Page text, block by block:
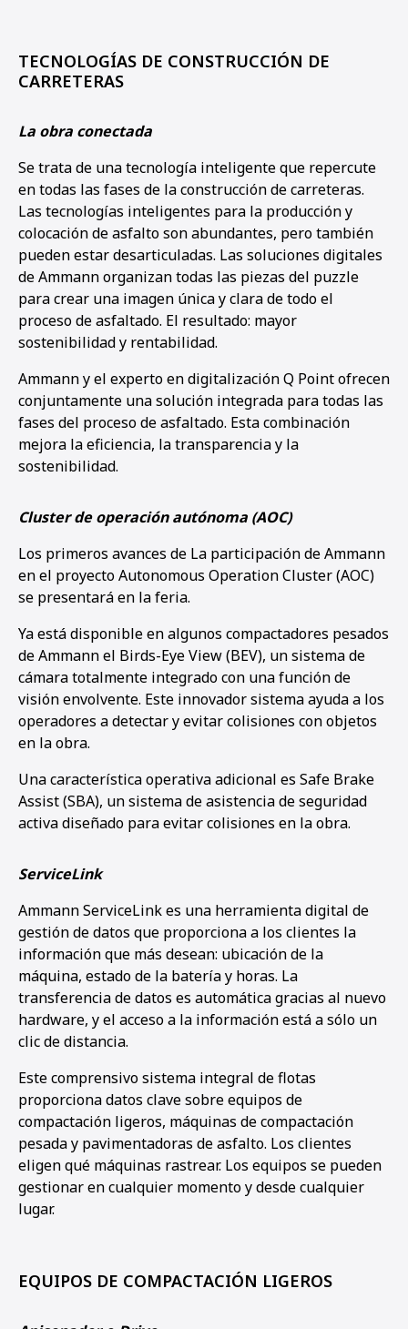
TECNOLOGÍAS DE CONSTRUCCIÓN DE
CARRETERAS
La obra conectada
Se trata de una tecnología inteligente que repercute
en todas las fases de la construcción de carreteras.
Las tecnologías inteligentes para la producción y
colocación de asfalto son abundantes, pero también
pueden estar desarticuladas. Las soluciones digitales
de Ammann organizan todas las piezas del puzzle
para crear una imagen única y clara de todo el
proceso de asfaltado. El resultado: mayor
sostenibilidad y rentabilidad.
Ammann y el experto en digitalización Q Point ofrecen
conjuntamente una solución integrada para todas las
fases del proceso de asfaltado. Esta combinación
mejora la eficiencia, la transparencia y la
sostenibilidad.
Cluster de operación autónoma (AOC)
Los primeros avances de La participación de Ammann
en el proyecto Autonomous Operation Cluster (AOC)
se presentará en la feria.
Ya está disponible en algunos compactadores pesados
de Ammann el Birds-Eye View (BEV), un sistema de
cámara totalmente integrado con una función de
visión envolvente. Este innovador sistema ayuda a los
operadores a detectar y evitar colisiones con objetos
en la obra.
Una característica operativa adicional es Safe Brake
Assist (SBA), un sistema de asistencia de seguridad
activa diseñado para evitar colisiones en la obra.
ServiceLink
Ammann ServiceLink es una herramienta digital de
gestión de datos que proporciona a los clientes la
información que más desean: ubicación de la
máquina, estado de la batería y horas. La
transferencia de datos es automática gracias al nuevo
hardware, y el acceso a la información está a sólo un
clic de distancia.
Este comprensivo sistema integral de flotas
proporciona datos clave sobre equipos de
compactación ligeros, máquinas de compactación
pesada y pavimentadoras de asfalto. Los clientes
eligen qué máquinas rastrear. Los equipos se pueden
gestionar en cualquier momento y desde cualquier
lugar.
EQUIPOS DE COMPACTACIÓN LIGEROS